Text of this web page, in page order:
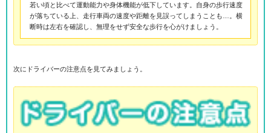
若い頃と比べて運動能力や身体機能が低下しています。自身の歩行速度
が落ちている上、走行車両の速度や距離を見誤ってしまうことも…。横
断時は左右を確認し、無理をせず安全な歩行を心がけましょう。
次にドライバーの注意点を見てみましょう。